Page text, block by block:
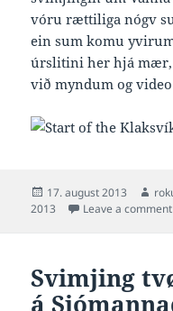
vóru rættiliga nógv
ein sum komu
úrslitini her hjá mær,
við myndum og
Posted
on
17. august 2013
2013
Leave a comment
Svimjing
á